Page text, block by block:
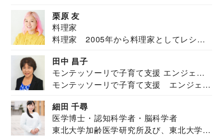
栗原 友
料理家
料理家 2005年から料理家としてレシピ
田中 昌子
モンテッソーリで子育て支援 エンジェル
ズハウス研究所所長
モンテッソーリで子育て支援 エンジェル
細田 千尋
医学博士・認知科学者・脳科学者
東北大学加齢医学研究所及び、東北大学大